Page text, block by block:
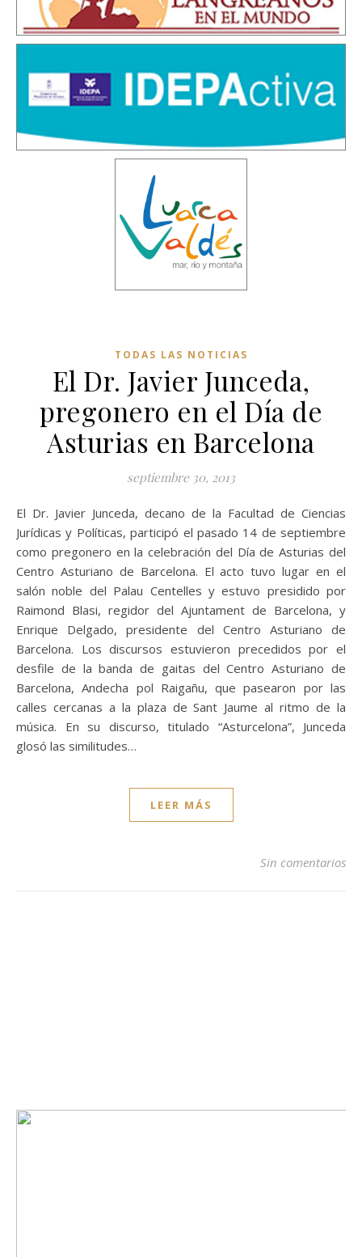
TODAS LAS NOTICIAS
El Dr. Javier Junceda,
pregonero en el Día de
Asturias en Barcelona
septiembre 30, 2013
El Dr. Javier Junceda, decano de la Facultad de Ciencias
Jurídicas y Políticas, participó el pasado 14 de septiembre
como pregonero en la celebración del Día de Asturias del
Centro Asturiano de Barcelona. El acto tuvo lugar en el
salón noble del Palau Centelles y estuvo presidido por
Raimond Blasi, regidor del Ajuntament de Barcelona, y
Enrique Delgado, presidente del Centro Asturiano de
Barcelona. Los discursos estuvieron precedidos por el
desfile de la banda de gaitas del Centro Asturiano de
Barcelona, Andecha pol Raigañu, que pasearon por las
calles cercanas a la plaza de Sant Jaume al ritmo de la
música. En su discurso, titulado “Asturcelona”, Junceda
glosó las similitudes…
LEER MÁS
Sin comentarios